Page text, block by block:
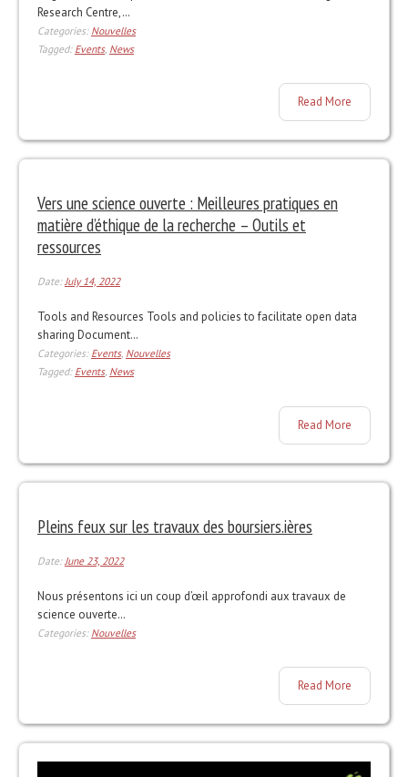
Research Centre,…
Categories: Nouvelles
Tagged: Events, News
Read More
Vers une science ouverte : Meilleures pratiques en
matière d’éthique de la recherche – Outils et
ressources
Date:July 14, 2022
Tools and Resources Tools and policies to facilitate open data
sharing Document…
Categories: Events, Nouvelles
Tagged: Events, News
Read More
Pleins feux sur les travaux des boursiers.ières
Date: June 23, 2022
Nous présentons ici un coup d’œil approfondi aux travaux de
science ouverte…
Categories: Nouvelles
Read More